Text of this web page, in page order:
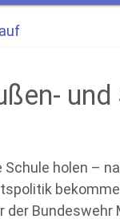
Schule holen –
der Bundeswehr